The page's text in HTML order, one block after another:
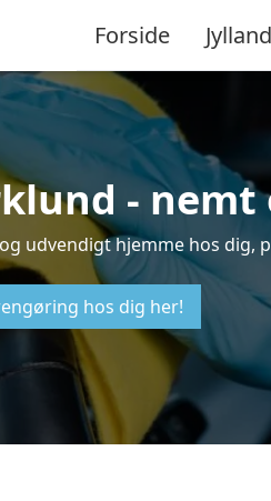
Forside Jylland
- nemt
udvendigt hjemme hos dig,
hos dig her!